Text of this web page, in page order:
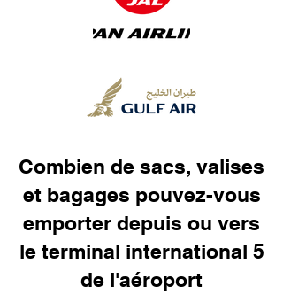
Combien de sacs, valises
et bagages pouvez-vous
emporter depuis ou vers
le terminal international 5
de l'aéroport